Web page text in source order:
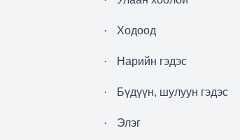
· Ходоод
· Нарийн гэдэс
· Бүдүүн, шулуун гэдэс
· Элэг